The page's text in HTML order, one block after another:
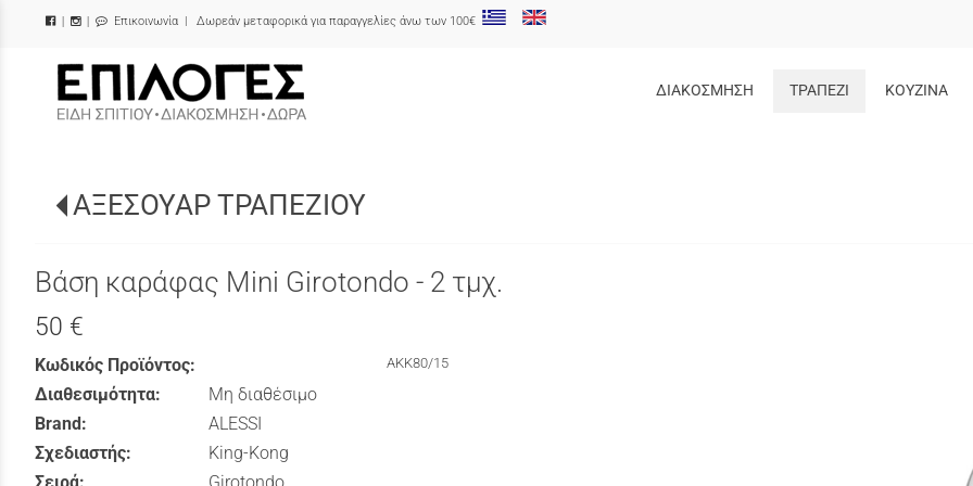
| Επικοινωνία | Δωρεάν μεταφορικά για παραγγελίες άνω των 100€
/
ΔΙΑΚΟΣΜΗΣΗ ΤΡΑΠΕΖΙ ΚΟΥΖΙΝΑ
ΑΞΕΣΟΥΑΡ ΤΡΑΠΕΖΙΟΥ
Βάση καράφας Mini Girotondo - 2 τμχ.
50 €
Κωδικός Προϊόντος: AKK80/15
Διαθεσιμότητα:
Μη διαθέσιμο
Brand:
ALESSI
Σχεδιαστής:
King-Kong